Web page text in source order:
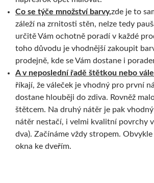
Co se týče množství barvy,zde je to
záleží na zrnitosti stěn, nelze tedy
určitě Vám ochotně poradí v každé
toho důvodu je vhodnější zakoupit
prodejně, kde se Vám dostane i
A v neposlední řadě štětkou nebo
říkají, že váleček je vhodný pro první
dostane hlouběji do zdiva. Rovněž
štětcem. Na druhý nátěr je pak vhodný
nátěr nestačí, i velmi kvalitní povrchy
dva). Začínáme vždy stropem.
okna ke dveřím.